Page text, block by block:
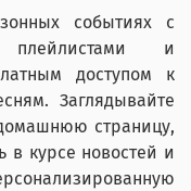
событиях с
плейлистами и
доступом к
Заглядывайте
страницу,
в курсе новостей и